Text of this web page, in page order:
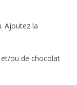
Ajoutez la
ou de chocolat